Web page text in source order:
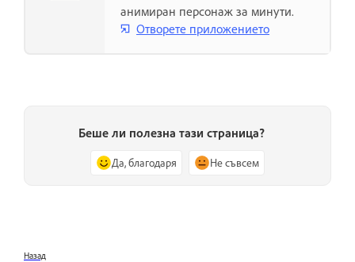
анимиран персонаж за минути.
Отворете приложението
Беше ли полезна тази страница?
Да, благодаря Не съвсем
Назад